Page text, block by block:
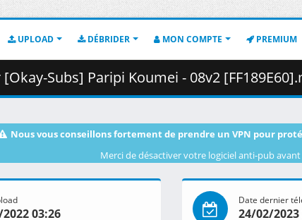
UPLOAD DÉBRIDER MON COMPTE PREMIUM
Subs] Paripi Koumei - 08v2
Nous vous conseillons fortement de prendre un VPN pour
Merci de désactiver votre logiciel anti-pub
03:26
Date dernier
24/02/2023